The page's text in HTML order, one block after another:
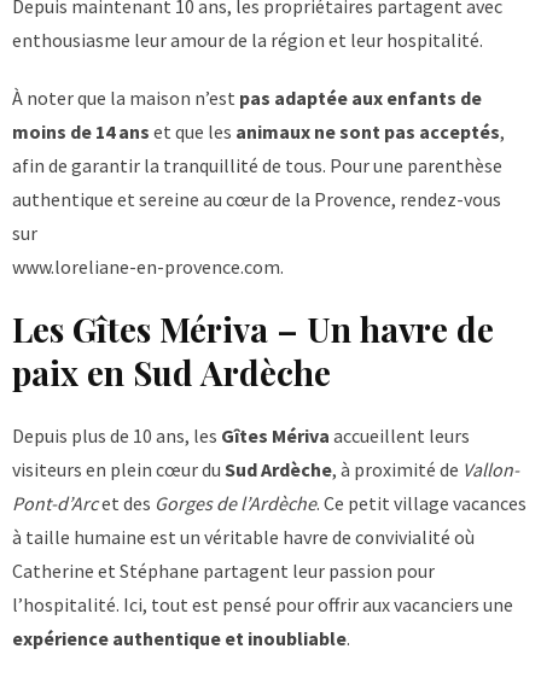
Depuis maintenant 10 ans, les propriétaires partagent avec
enthousiasme leur amour de la région et leur hospitalité.
À noter que la maison n’est pas adaptée aux enfants de
moins de 14 ans et que les animaux ne sont pas acceptés,
afin de garantir la tranquillité de tous. Pour une parenthèse
authentique et sereine au cœur de la Provence, rendez-vous
sur
www.loreliane-en-provence.com.
Les Gîtes Mériva – Un havre de
paix en Sud Ardèche
Depuis plus de 10 ans, les Gîtes Mériva accueillent leurs
visiteurs en plein cœur du Sud Ardèche, à proximité de Vallon-
Pont-d’Arcet des Gorges de l’Ardèche. Ce petit village vacances
à taille humaine est un véritable havre de convivialité où
Catherine et Stéphane partagent leur passion pour
l’hospitalité. Ici, tout est pensé pour offrir aux vacanciers une
expérience authentique et inoubliable.